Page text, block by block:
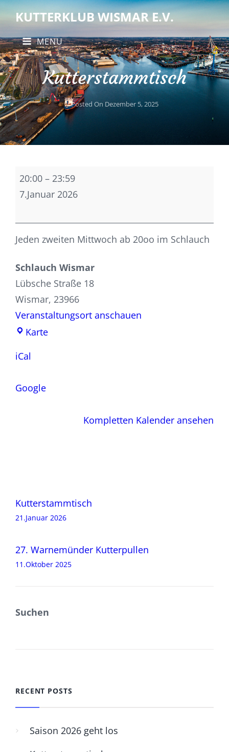
KUTTERKLUB WISMAR E.V.
MENU
Kutterstammtisch
Posted On Dezember 5, 2025
Kutterstammtisch
20:00 – 23:59
7.Januar 2026
Jeden zweiten Mittwoch ab 20oo im Schlauch
Schlauch Wismar
Lübsche Straße 18
Wismar, 23966
Veranstaltungsort anschauen
KarteSchlauch
iCal
Google
Kompletten Kalender ansehen
Beitragsnavigation
27. Warnemünder Kutterpullen
11.Oktober 2025
Kutterstammtisch
21.Januar 2026
Suchen
RECENT POSTS
Saison 2026 geht los